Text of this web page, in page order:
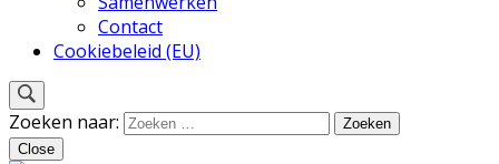
Contact
Cookiebeleid (EU)
Zoeken naar:
Close